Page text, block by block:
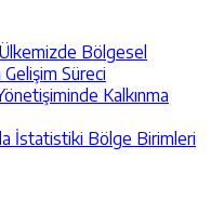
Bölgesel
Gelişim Süreci
Kalkınma
İstatistiki Bölge Birimleri